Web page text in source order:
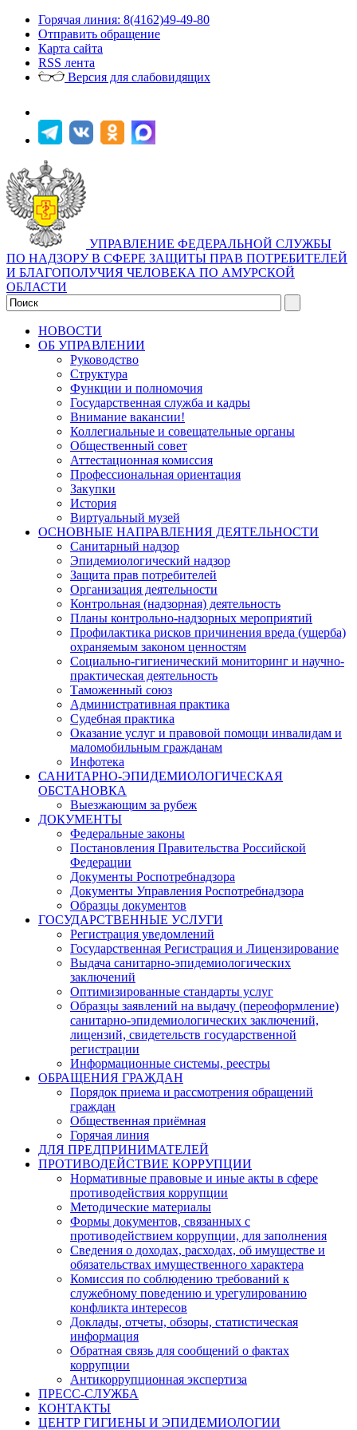
Горячая линия: 8(4162)49-49-80
Отправить обращение
Карта сайта
RSS лента
Версия для слабовидящих
УПРАВЛЕНИЕ ФЕДЕРАЛЬНОЙ СЛУЖБЫ
ПО НАДЗОРУ В СФЕРЕ ЗАЩИТЫ ПРАВ ПОТРЕБИТЕЛЕЙ
И БЛАГОПОЛУЧИЯ ЧЕЛОВЕКА ПО АМУРСКОЙ
ОБЛАСТИ
НОВОСТИ
ОБ УПРАВЛЕНИИ
Руководство
Структура
Функции и полномочия
Государственная служба и кадры
Внимание вакансии!
Коллегиальные и совещательные органы
Общественный совет
Аттестационная комиссия
Профессиональная ориентация
Закупки
История
Виртуальный музей
ОСНОВНЫЕ НАПРАВЛЕНИЯ ДЕЯТЕЛЬНОСТИ
Санитарный надзор
Эпидемиологический надзор
Защита прав потребителей
Организация деятельности
Контрольная (надзорная) деятельность
Планы контрольно-надзорных мероприятий
Профилактика рисков причинения вреда (ущерба)
охраняемым законом ценностям
Социально-гигиенический мониторинг и научно-
практическая деятельность
Таможенный союз
Административная практика
Судебная практика
Оказание услуг и правовой помощи инвалидам и
маломобильным гражданам
Инфотека
САНИТАРНО-ЭПИДЕМИОЛОГИЧЕСКАЯ
ОБСТАНОВКА
Выезжающим за рубеж
ДОКУМЕНТЫ
Федеральные законы
Постановления Правительства Российской
Федерации
Документы Роспотребнадзора
Документы Управления Роспотребнадзора
Образцы документов
ГОСУДАРСТВЕННЫЕ УСЛУГИ
Регистрация уведомлений
Государственная Регистрация и Лицензирование
Выдача санитарно-эпидемиологических
заключений
Оптимизированные стандарты услуг
Образцы заявлений на выдачу (переоформление)
санитарно-эпидемиологических заключений,
лицензий, свидетельств государственной
регистрации
Информационные системы, реестры
ОБРАЩЕНИЯ ГРАЖДАН
Порядок приема и рассмотрения обращений
граждан
Общественная приёмная
Горячая линия
ДЛЯ ПРЕДПРИНИМАТЕЛЕЙ
ПРОТИВОДЕЙСТВИЕ КОРРУПЦИИ
Нормативные правовые и иные акты в сфере
противодействия коррупции
Методические материалы
Формы документов, связанных с
противодействием коррупции, для заполнения
Сведения о доходах, расходах, об имуществе и
обязательствах имущественного характера
Комиссия по соблюдению требований к
служебному поведению и урегулированию
конфликта интересов
Доклады, отчеты, обзоры, статистическая
информация
Обратная связь для сообщений о фактах
коррупции
Антикоррупционная экспертиза
ПРЕСС-СЛУЖБА
КОНТАКТЫ
ЦЕНТР ГИГИЕНЫ И ЭПИДЕМИОЛОГИИ